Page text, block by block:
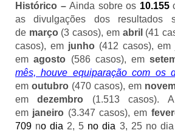
Histórico –Ainda sobre os 10.155
as divulgações dos resultados
de março(3 casos), em abril (41
casos), em junho(412 casos), em
emagosto (586 casos), em
mês, houve equiparação com os
em outubro (470 casos), em
emdezembro (1.513 casos).
em janeiro (3.347 casos), em
709 no dia 2, 5 no dia 3, 25 no